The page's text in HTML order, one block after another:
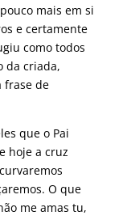
mais em si
e certamente
como todos
da criada,
frase de
que o Pai
hoje a cruz
O que
me amas tu,